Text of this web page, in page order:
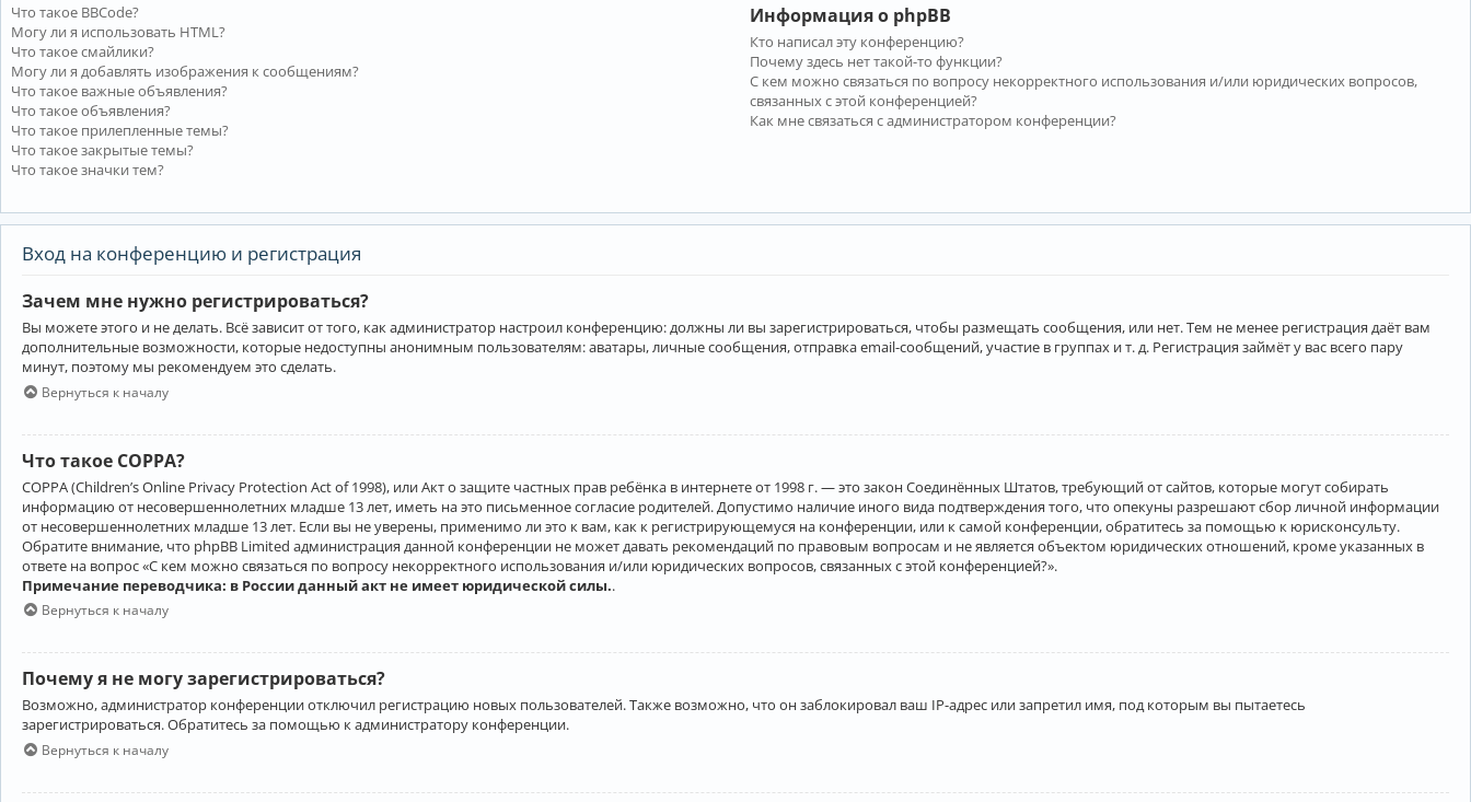
Что такое BBCode?
Могу ли я использовать HTML?
Что такое смайлики?
Могу ли я добавлять изображения к сообщениям?
Что такое важные объявления?
Что такое объявления?
Что такое прилепленные темы?
Что такое закрытые темы?
Что такое значки тем?
Информация о phpBB
Кто написал эту конференцию?
Почему здесь нет такой-то функции?
С кем можно связаться по вопросу некорректного использования и/или юридических вопросов,
связанных с этой конференцией?
Как мне связаться с администратором конференции?
Вход на конференцию и регистрация
Зачем мне нужно регистрироваться?
Вы можете этого и не делать. Всё зависит от того, как администратор настроил конференцию: должны ли вы зарегистрироваться, чтобы размещать сообщения, или нет. Тем не менее регистрация даёт вам
дополнительные возможности, которые недоступны анонимным пользователям: аватары, личные сообщения, отправка email-сообщений, участие в группах и т. д. Регистрация займёт у вас всего пару
минут, поэтому мы рекомендуем это сделать.
Вернуться к началу
Что такое COPPA?
COPPA (Children’s Online Privacy Protection Act of 1998), или Акт о защите частных прав ребёнка в интернете от 1998 г. — это закон Соединённых Штатов, требующий от сайтов, которые могут собирать
информацию от несовершеннолетних младше 13 лет, иметь на это письменное согласие родителей. Допустимо наличие иного вида подтверждения того, что опекуны разрешают сбор личной информации
от несовершеннолетних младше 13 лет. Если вы не уверены, применимо ли это к вам, как к регистрирующемуся на конференции, или к самой конференции, обратитесь за помощью к юрисконсульту.
Обратите внимание, что phpBB Limited администрация данной конференции не может давать рекомендаций по правовым вопросам и не является объектом юридических отношений, кроме указанных в
ответе на вопрос «С кем можно связаться по вопросу некорректного использования и/или юридических вопросов, связанных с этой конференцией?».
Примечание переводчика: в России данный акт не имеет юридической силы..
Вернуться к началу
Почему я не могу зарегистрироваться?
Возможно, администратор конференции отключил регистрацию новых пользователей. Также возможно, что он заблокировал ваш IP-адрес или запретил имя, под которым вы пытаетесь
зарегистрироваться. Обратитесь за помощью к администратору конференции.
Вернуться к началу